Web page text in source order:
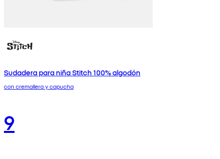
Sudadera para niña Stitch 100% algodón
con cremallera y capucha
9